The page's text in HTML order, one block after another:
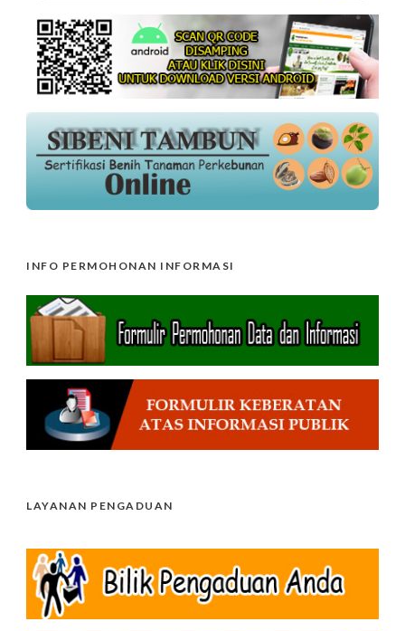
INFO PERMOHONAN INFORMASI
LAYANAN PENGADUAN